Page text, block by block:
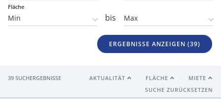
Fläche
bis
ERGEBNISSE ANZEIGEN (39)
39 SUCHERGEBNISSE AKTUALITÄT FLÄCHE
MIETE
SUCHE ZURÜCKSETZEN